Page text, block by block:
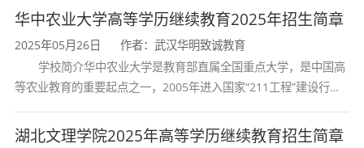
础课。
学历学位
学生学习期间，学完教学计划规定的全部课程，
育和最早开办中医研究
华中农业大学高等学历继续教育2025年招生简章
2025年05月26日
作者：武汉华明致诚教育
学校简介华中农业大学是教育部直属全国重点大学，是中国高
等农业教育的重要起点之一，2005年进入国家“211工程”建设行
首轮“双一流”成效
湖北文理学院2025年高等学历继续教育招生简章